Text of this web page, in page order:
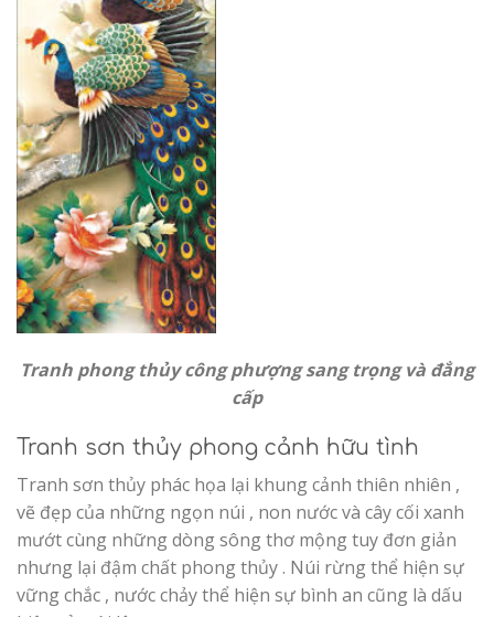
Tranh phong thủy công phượng sang trọng và đẳng
cấp
Tranh sơn thủy phong cảnh hữu tình
Tranh sơn thủy phác họa lại khung cảnh thiên nhiên ,
vẽ đẹp của những ngọn núi , non nước và cây cối xanh
mướt cùng những dòng sông thơ mộng tuy đơn giản
nhưng lại đậm chất phong thủy . Núi rừng thể hiện sự
vững chắc , nước chảy thể hiện sự bình an cũng là dấu